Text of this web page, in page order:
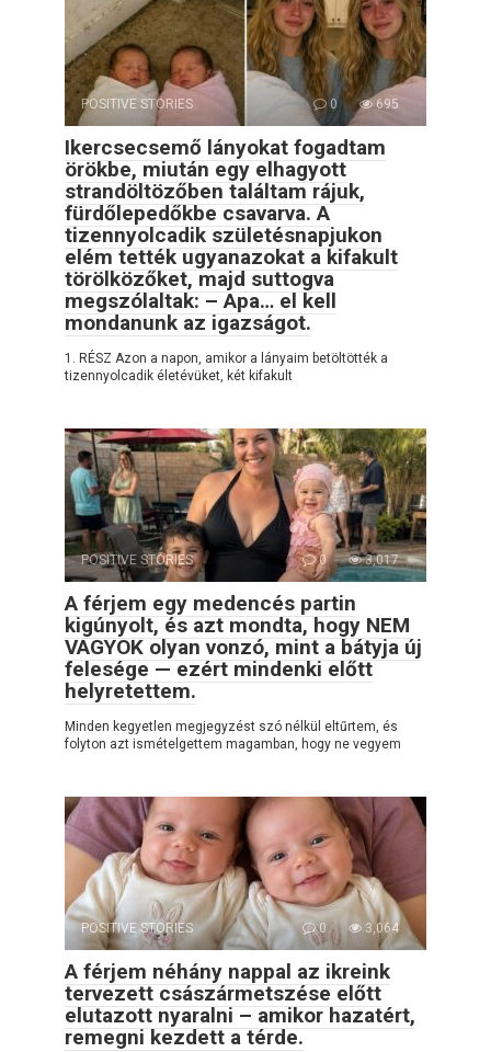
POSITIVE STORIES 0 695
Ikercsecsemő lányokat fogadtam
örökbe, miután egy elhagyott
strandöltözőben találtam rájuk,
fürdőlepedőkbe csavarva. A
tizennyolcadik születésnapjukon
elém tették ugyanazokat a kifakult
törölközőket, majd suttogva
megszólaltak: – Apa… el kell
mondanunk az igazságot.
1. RÉSZ Azon a napon, amikor a lányaim betöltötték a
tizennyolcadik életévüket, két kifakult
POSITIVE STORIES 0 3,017
A férjem egy medencés partin
kigúnyolt, és azt mondta, hogy NEM
VAGYOK olyan vonzó, mint a bátyja új
felesége — ezért mindenki előtt
helyretettem.
Minden kegyetlen megjegyzést szó nélkül eltűrtem, és
folyton azt ismételgettem magamban, hogy ne vegyem
POSITIVE STORIES 0 3,064
A férjem néhány nappal az ikreink
tervezett császármetszése előtt
elutazott nyaralni – amikor hazatért,
remegni kezdett a térde.